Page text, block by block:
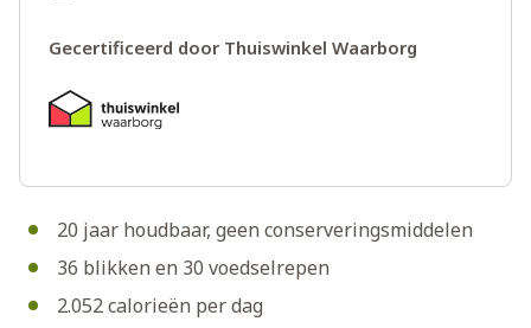
20 jaar houdbaar, geen conserveringsmiddelen
36 blikken en 30 voedselrepen
2.052 calorieën per dag
Gecertificeerd door Thuiswinkel Waarborg